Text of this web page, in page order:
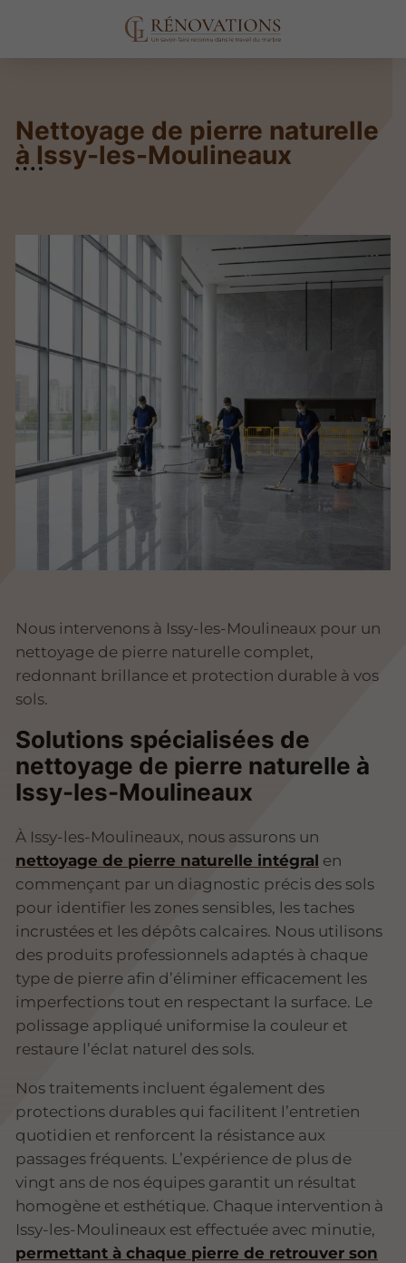
Nettoyage de pierre naturelle
à Issy-les-Moulineaux
Nous intervenons à Issy-les-Moulineaux pour un
nettoyage de pierre naturelle complet,
redonnant brillance et protection durable à vos
sols.
Solutions spécialisées de
nettoyage de pierre naturelle à
Issy-les-Moulineaux
À Issy-les-Moulineaux, nous assurons un
nettoyage de pierre naturelle intégral en
commençant par un diagnostic précis des sols
pour identifier les zones sensibles, les taches
incrustées et les dépôts calcaires. Nous utilisons
des produits professionnels adaptés à chaque
type de pierre afin d’éliminer efficacement les
imperfections tout en respectant la surface. Le
polissage appliqué uniformise la couleur et
restaure l’éclat naturel des sols.
Nos traitements incluent également des
protections durables qui facilitent l’entretien
quotidien et renforcent la résistance aux
passages fréquents. L’expérience de plus de
vingt ans de nos équipes garantit un résultat
homogène et esthétique. Chaque intervention à
Issy-les-Moulineaux est effectuée avec minutie,
permettant à chaque pierre de retrouver son